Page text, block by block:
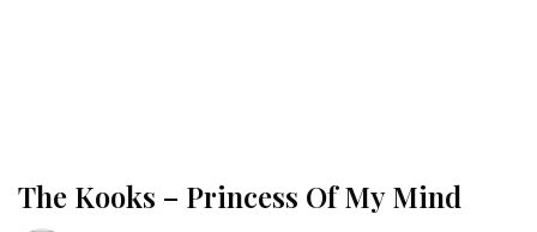
The Kooks – Princess Of My Mind